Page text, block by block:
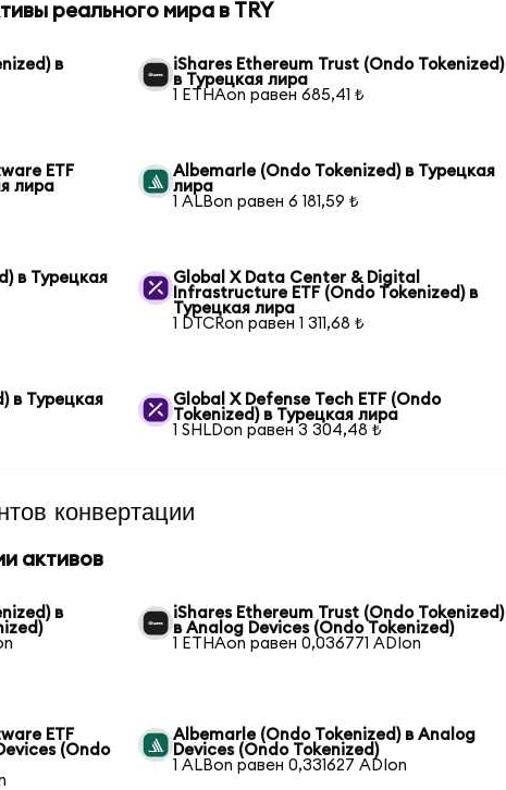
реального мира в TRY
в
iShares Ethereum Trust (Ondo Tokenized)
в Турецкая лира
1 ETHAon равен 685,41 ₺
ETF
лира
Albemarle (Ondo Tokenized) в Турецкая
лира
1 ALBon равен 6 181,59 ₺
в Турецкая
Global X Data Center & Digital
Infrastructure ETF (Ondo Tokenized) в
Турецкая лира
1 DTCRon равен 1 311,68 ₺
в Турецкая
Global X Defense Tech ETF (Ondo
Tokenized) в Турецкая лира
1 SHLDon равен 3 304,48 ₺
конвертации
активов
в
iShares Ethereum Trust (Ondo Tokenized)
в Analog Devices (Ondo Tokenized)
1 ETHAon равен 0,036771 ADIon
ETF
(Ondo
Albemarle (Ondo Tokenized) в Analog
Devices (Ondo Tokenized)
1 ALBon равен 0,331627 ADIon